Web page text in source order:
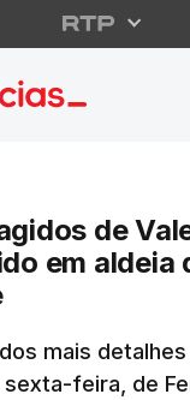
de
em aldeia
mais
feira, de